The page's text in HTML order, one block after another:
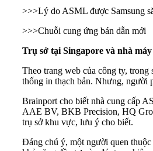
>>>Lý do ASML được Samsung
>>>Chuỗi cung ứng bán dẫn mới
Trụ sở tại Singapore và nhà
Theo trang web của công ty,
thống in thạch bản. Nhưng, người
Brainport cho biết nhà cung cấp
AAE BV, BKB Precision, HQ
trụ sở khu vực, lưu ý cho biết.
Đáng chú ý, một người quen